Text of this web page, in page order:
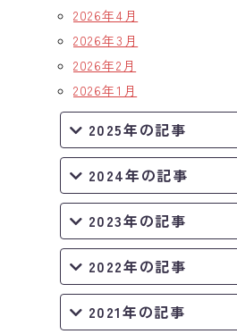
2026年4月
2026年3月
2026年2月
2026年1月
2025年の記事
2024年の記事
2023年の記事
2022年の記事
2021年の記事